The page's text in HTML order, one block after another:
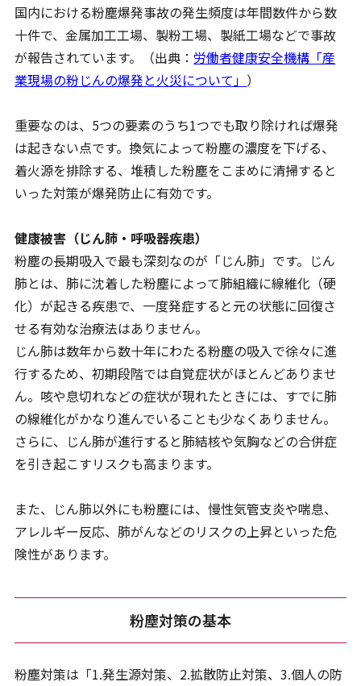
国内における粉塵爆発事故の発生頻度は年間数件から数
十件で、金属加工工場、製粉工場、製紙工場などで事故
が報告されています。（出典： 労働者健康安全機構「産
業現場の粉じんの爆発と火災について」 ）
重要なのは、5つの要素のうち1つでも取り除ければ爆発
は起きない点です。換気によって粉塵の濃度を下げる、
着火源を排除する、堆積した粉塵をこまめに清掃すると
いった対策が爆発防止に有効です。
健康被害（じん肺・呼吸器疾患）
粉塵の長期吸入で最も深刻なのが「じん肺」です。じん
肺とは、肺に沈着した粉塵によって肺組織に線維化（硬
化）が起きる疾患で、一度発症すると元の状態に回復さ
せる有効な治療法はありません。
じん肺は数年から数十年にわたる粉塵の吸入で徐々に進
行するため、初期段階では自覚症状がほとんどありませ
ん。咳や息切れなどの症状が現れたときには、すでに肺
の線維化がかなり進んでいることも少なくありません。
さらに、じん肺が進行すると肺結核や気胸などの合併症
を引き起こすリスクも高まります。
また、じん肺以外にも粉塵には、慢性気管支炎や喘息、
アレルギー反応、肺がんなどのリスクの上昇といった危
険性があります。
粉塵対策の基本
粉塵対策は「1.発生源対策、2.拡散防止対策、3.個人の防